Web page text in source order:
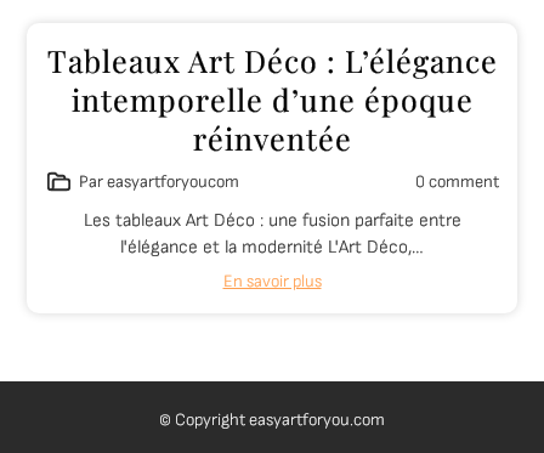
Tableaux Art Déco : L’élégance
intemporelle d’une époque
réinventée
Par easyartforyoucom 0 comment
Les tableaux Art Déco : une fusion parfaite entre
l'élégance et la modernité L'Art Déco,…
En savoir plus
© Copyright easyartforyou.com